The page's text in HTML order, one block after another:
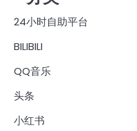
24小时自助平台
BILIBILI
QQ音乐
头条
小红书